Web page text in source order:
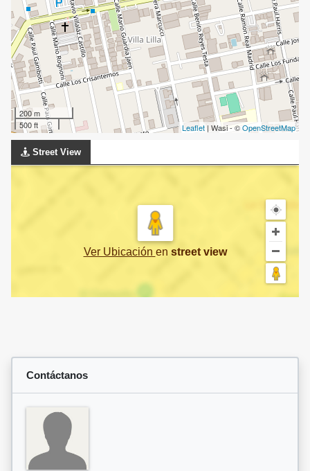
200 m
500 ft
Leaflet | Wasi - ©OpenStreetMap
Street View
Ver Ubicación en street view
Contáctanos